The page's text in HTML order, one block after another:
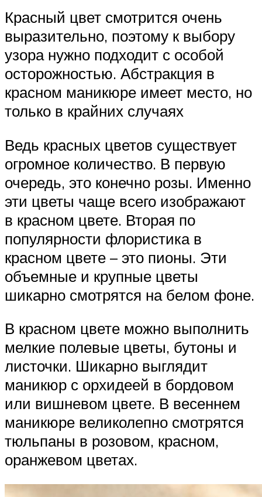
Красный цвет смотрится очень
выразительно, поэтому к выбору
узора нужно подходит с особой
осторожностью. Абстракция в
красном маникюре имеет место, но
только в крайних случаях
Ведь красных цветов существует
огромное количество. В первую
очередь, это конечно розы. Именно
эти цветы чаще всего изображают
в красном цвете. Вторая по
популярности флористика в
красном цвете – это пионы. Эти
объемные и крупные цветы
шикарно смотрятся на белом фоне.
В красном цвете можно выполнить
мелкие полевые цветы, бутоны и
листочки. Шикарно выглядит
маникюр с орхидеей в бордовом
или вишневом цвете. В весеннем
маникюре великолепно смотрятся
тюльпаны в розовом, красном,
оранжевом цветах.